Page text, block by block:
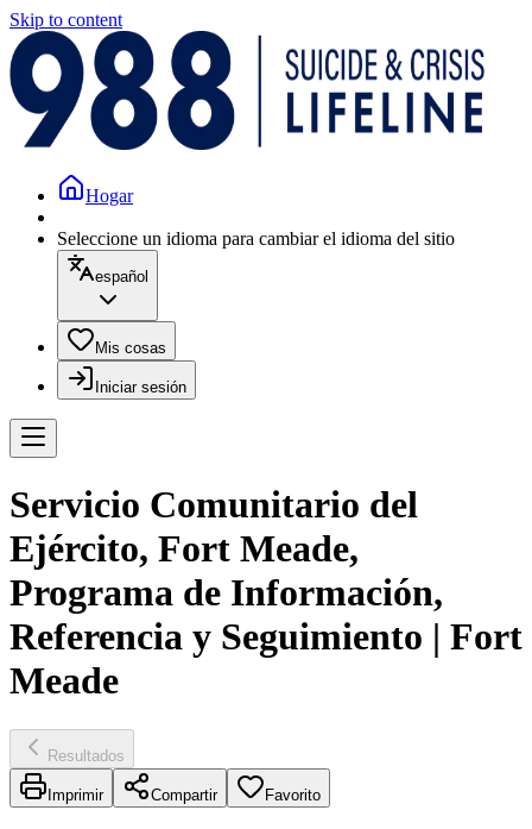
Skip to content
Hogar
Seleccione un idioma para cambiar el idioma del sitio
español
Mis cosas
Iniciar sesión
Servicio Comunitario del
Ejército, Fort Meade,
Programa de Información,
Referencia y Seguimiento | Fort
Meade
Resultados
Imprimir Compartir Favorito